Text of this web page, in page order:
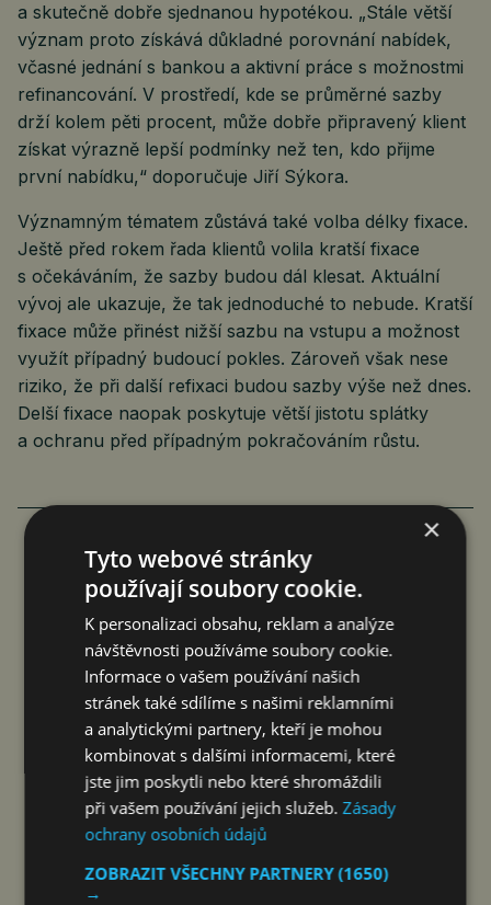
a skutečně dobře sjednanou hypotékou. „Stále větší
význam proto získává důkladné porovnání nabídek,
včasné jednání s bankou a aktivní práce s možnostmi
refinancování. V prostředí, kde se průměrné sazby
drží kolem pěti procent, může dobře připravený klient
získat výrazně lepší podmínky než ten, kdo přijme
první nabídku,“ doporučuje Jiří Sýkora.
Významným tématem zůstává také volba délky fixace.
Ještě před rokem řada klientů volila kratší fixace
s očekáváním, že sazby budou dál klesat. Aktuální
vývoj ale ukazuje, že tak jednoduché to nebude. Kratší
fixace může přinést nižší sazbu na vstupu a možnost
využít případný budoucí pokles. Zároveň však nese
riziko, že při další refixaci budou sazby výše než dnes.
Delší fixace naopak poskytuje větší jistotu splátky
a ochranu před případným pokračováním růstu.
VÝŠE NÁJEMNÉHO SE STABILIZUJE
NA TROJNÁSOBKU INFLACE
×
Tyto webové stránky
používají soubory cookie.
K personalizaci obsahu, reklam a analýze
návštěvnosti používáme soubory cookie.
Informace o vašem používání našich
stránek také sdílíme s našimi reklamními
a analytickými partnery, kteří je mohou
kombinovat s dalšími informacemi, které
jste jim poskytli nebo které shromáždili
při vašem používání jejich služeb.Zásady
ochrany osobních údajů
ZOBRAZIT VŠECHNY PARTNERY(1650)
→